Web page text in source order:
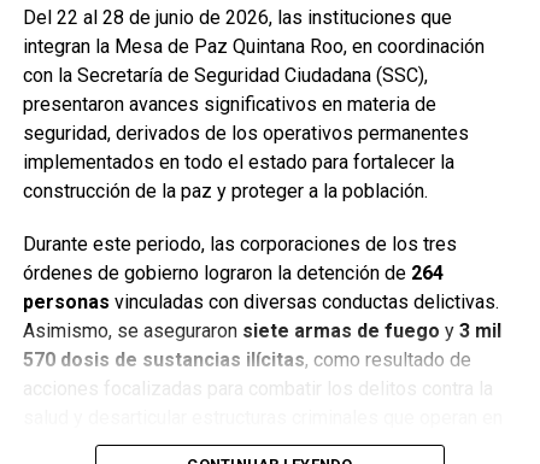
Del 22 al 28 de junio de 2026, las instituciones que
integran la Mesa de Paz Quintana Roo, en coordinación
con la Secretaría de Seguridad Ciudadana (SSC),
presentaron avances significativos en materia de
seguridad, derivados de los operativos permanentes
implementados en todo el estado para fortalecer la
construcción de la paz y proteger a la población.
Durante este periodo, las corporaciones de los tres
órdenes de gobierno lograron la detención de 264
personas vinculadas con diversas conductas delictivas.
Asimismo, se aseguraron siete armas de fuego y 3 mil
570 dosis de sustancias ilícitas, como resultado de
acciones focalizadas para combatir los delitos contra la
distintos municipios.